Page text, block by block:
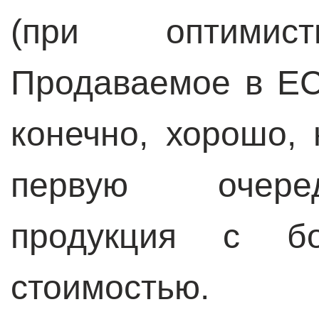
(при
Продаваемое в
конечно,
первую
продукция с
стоимостью.